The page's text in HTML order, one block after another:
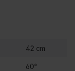
42 cm
60°